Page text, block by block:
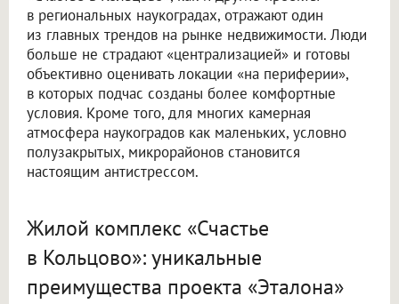
в региональных наукоградах, отражают один
из главных трендов на рынке недвижимости. Люди
больше не страдают «централизацией» и готовы
объективно оценивать локации «на периферии»,
в которых подчас созданы более комфортные
условия. Кроме того, для многих камерная
атмосфера наукоградов как маленьких, условно
полузакрытых, микрорайонов становится
настоящим антистрессом.
Жилой комплекс «Счастье
в Кольцово»: уникальные
преимущества проекта «Эталона»